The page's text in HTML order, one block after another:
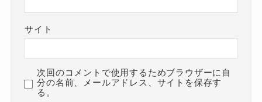
サイト
次回のコメントで使用するためブラウザーに自
分の名前、メールアドレス、サイトを保存す
る。